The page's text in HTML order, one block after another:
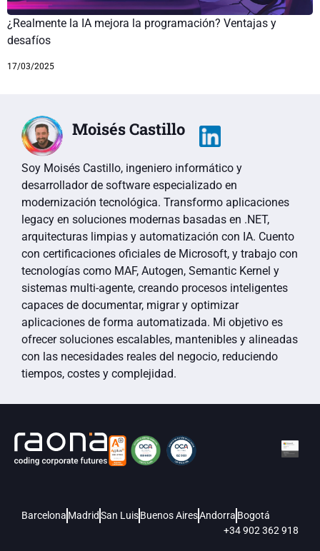
¿Realmente la IA mejora la programación? Ventajas y
desafíos
17/03/2025
Moisés Castillo
Soy Moisés Castillo, ingeniero informático y
desarrollador de software especializado en
modernización tecnológica. Transformo aplicaciones
legacy en soluciones modernas basadas en .NET,
arquitecturas limpias y automatización con IA. Cuento
con certificaciones oficiales de Microsoft, y trabajo con
tecnologías como MAF, Autogen, Semantic Kernel y
sistemas multi-agente, creando procesos inteligentes
capaces de documentar, migrar y optimizar
aplicaciones de forma automatizada. Mi objetivo es
ofrecer soluciones escalables, mantenibles y alineadas
con las necesidades reales del negocio, reduciendo
tiempos, costes y complejidad.
Barcelona MadridSan LuisBuenos AiresAndorra Bogotá
+34 902 362 918